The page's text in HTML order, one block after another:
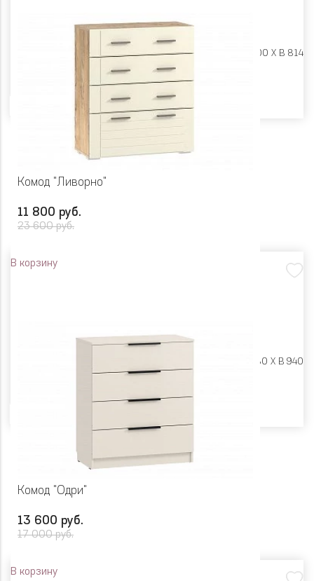
Ш 900 X Г 400 X В 814
Комод "Ливорно"
11 800 руб.
23 600 руб.
В корзину
Ш 802 X Г 380 X В 940
Комод "Одри"
13 600 руб.
17 000 руб.
В корзину